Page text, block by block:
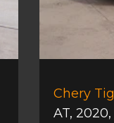
Chery
AT, 2020,